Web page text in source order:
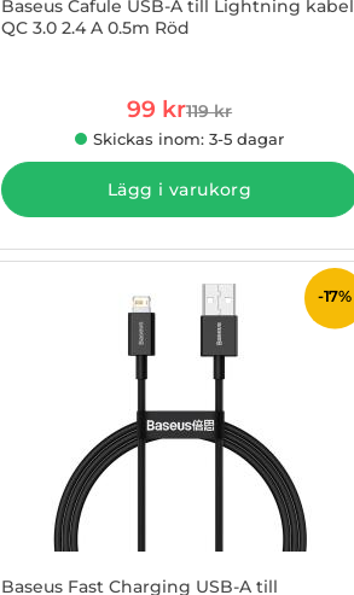
Baseus Cafule USB-A till Lightning kabel
QC 3.0 2.4 A 0.5m Röd
rea pris
99 krtidigare pris
119 kr
Skickas inom: 3-5 dagar
Lägg i varukorg
-17%
Baseus Fast Charging USB-A till